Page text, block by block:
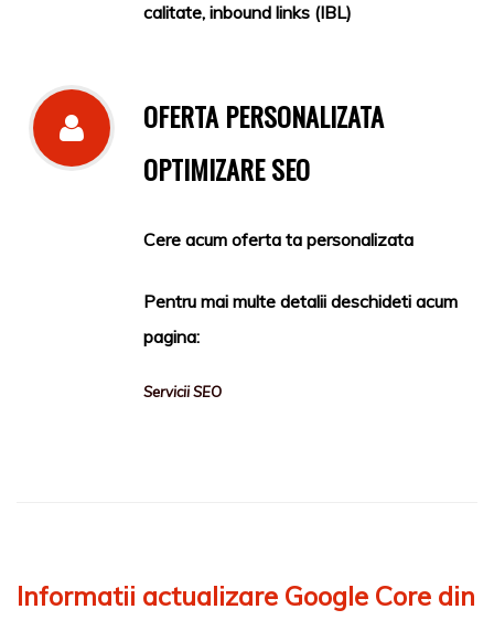
calitate, inbound links (IBL)
OFERTA PERSONALIZATA
OPTIMIZARE SEO
Cere acum oferta ta personalizata
Pentru mai multe detalii deschideti acum
pagina:
Servicii SEO
Informatii actualizare Google Core din